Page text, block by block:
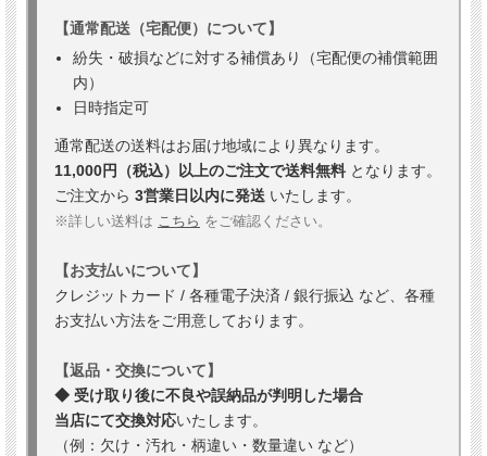
【通常配送（宅配便）について】
紛失・破損などに対する補償あり（宅配便の補償範囲
内）
日時指定可
通常配送の送料はお届け地域により異なります。
11,000円（税込）以上のご注文で送料無料 となります。
ご注文から 3営業日以内に発送 いたします。
※詳しい送料は こちら をご確認ください。
【お支払いについて】
クレジットカード / 各種電子決済 / 銀行振込 など、各種
お支払い方法をご用意しております。
【返品・交換について】
◆ 受け取り後に不良や誤納品が判明した場合
当店にて交換対応いたします。
（例：欠け・汚れ・柄違い・数量違い など）